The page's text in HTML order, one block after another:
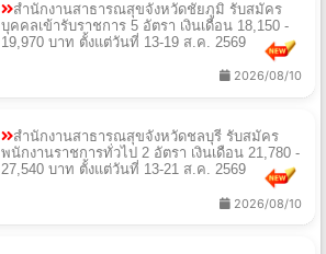
สำนักงานสาธารณสุขจังหวัดชัยภูมิ รับสมัคร
บุคคลเข้ารับราชการ 5 อัตรา เงินเดือน 18,150 -
19,970 บาท ตั้งแต่วันที่ 13-19 ส.ค. 2569
2026/08/10
สำนักงานสาธารณสุขจังหวัดชลบุรี รับสมัคร
พนักงานราชการทั่วไป 2 อัตรา เงินเดือน 21,780 -
27,540 บาท ตั้งแต่วันที่ 13-21 ส.ค. 2569
2026/08/10